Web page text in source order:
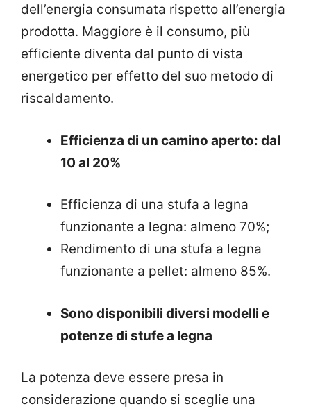
dell’energia consumata rispetto all’energia
prodotta. Maggiore è il consumo, più
efficiente diventa dal punto di vista
energetico per effetto del suo metodo di
riscaldamento.
Efficienza di un camino aperto: dal
10 al 20%
Efficienza di una stufa a legna
funzionante a legna: almeno 70%;
Rendimento di una stufa a legna
funzionante a pellet: almeno 85%.
Sono disponibili diversi modelli e
potenze di stufe a legna
La potenza deve essere presa in
considerazione quando si sceglie una